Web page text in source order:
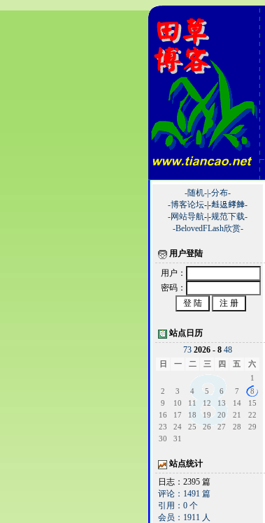
-随机-|-分布-
-博客论坛-|-﨣﨤﨧﨨-
-网站导航-|-规范下载-
-BelovedFLash欣赏-
用户登陆
用户：
密码：
站点日历
73 2026 - 8 48
日 一 二 三 四 五
六
1
2
3 4 5 6 7
8
9
10 11 12 13 14
15
16
17 18 19 20 21
22
23
24 25 26 27 28
29
30
31
站点统计
日志：2395 篇
评论：1491 篇
引用：0 个
会员：1911 人